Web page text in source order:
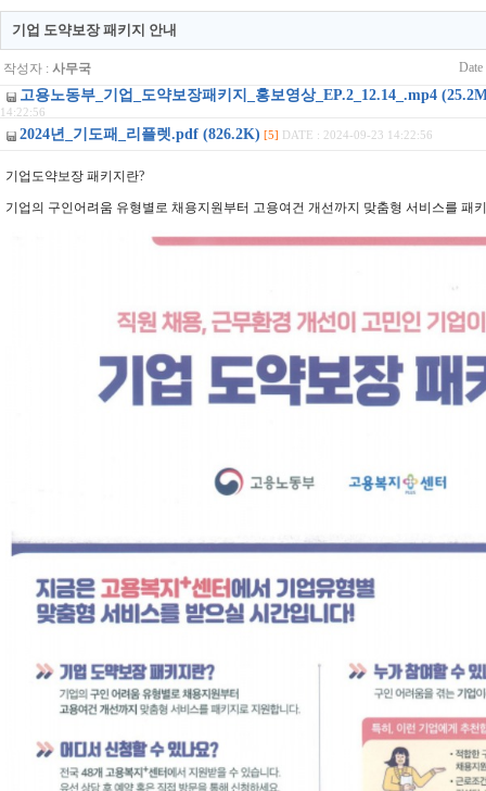
기업 도약보장 패키지 안내
작성자 : 사무국
고용노동부_기업_도약보장패키지_홍보영상_EP.2_12.14_.mp4
14:22:56
2024년_기도패_리플렛.pdf (826.2K) [5] DATE : 2024-09-23 14:22:56
기업도약보장 패키지란?
기업의 구인어려움 유형별로 채용지원부터 고용여건 개선까지 맞춤형 서비스를 패